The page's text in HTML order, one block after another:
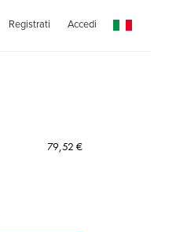
Registrati Accedi
79,52 €